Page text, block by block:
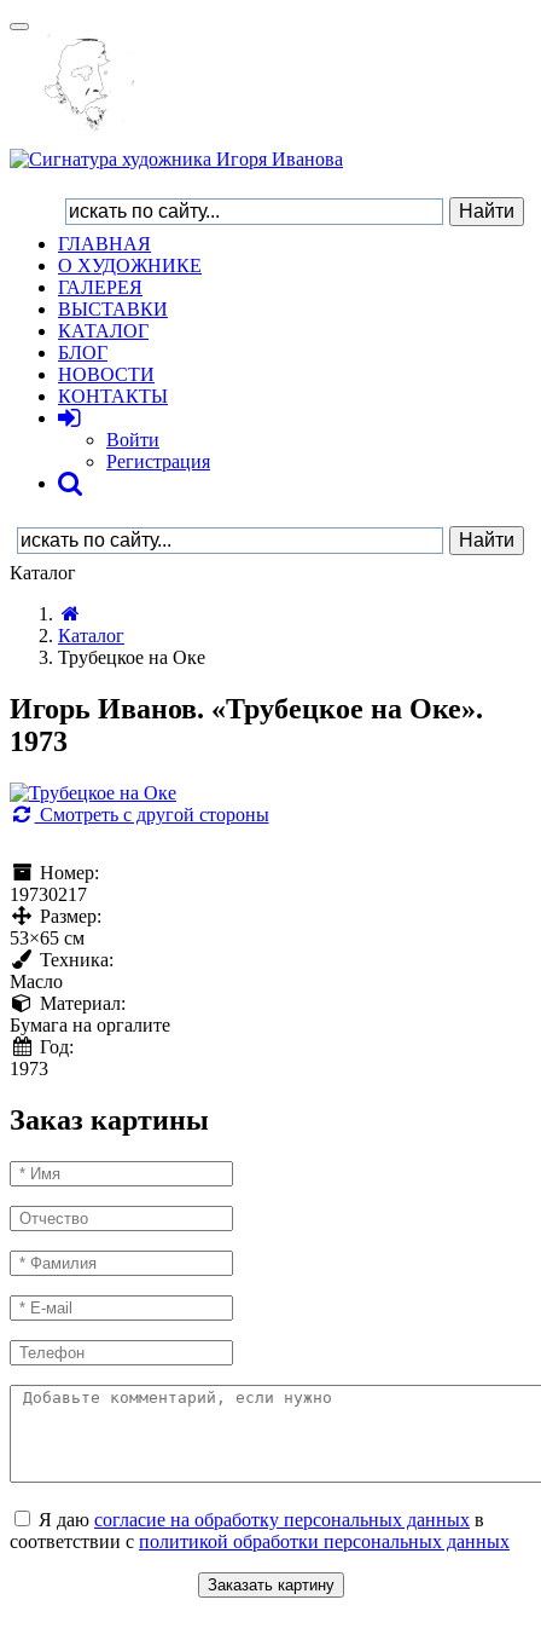
Toggle
navigation
ГЛАВНАЯ
О ХУДОЖНИКЕ
ГАЛЕРЕЯ
ВЫСТАВКИ
КАТАЛОГ
БЛОГ
НОВОСТИ
КОНТАКТЫ
Войти
Регистрация
Каталог
Каталог
Трубецкое на Оке
Игорь Иванов. «Трубецкое на Оке».
1973
Смотреть с другой стороны
Номер:
19730217
Размер:
53×65 см
Техника:
Масло
Материал:
Бумага на оргалите
Год:
1973
Заказ картины
Я даю согласие на обработку персональных данных в
соответствии с политикой обработки персональных данных